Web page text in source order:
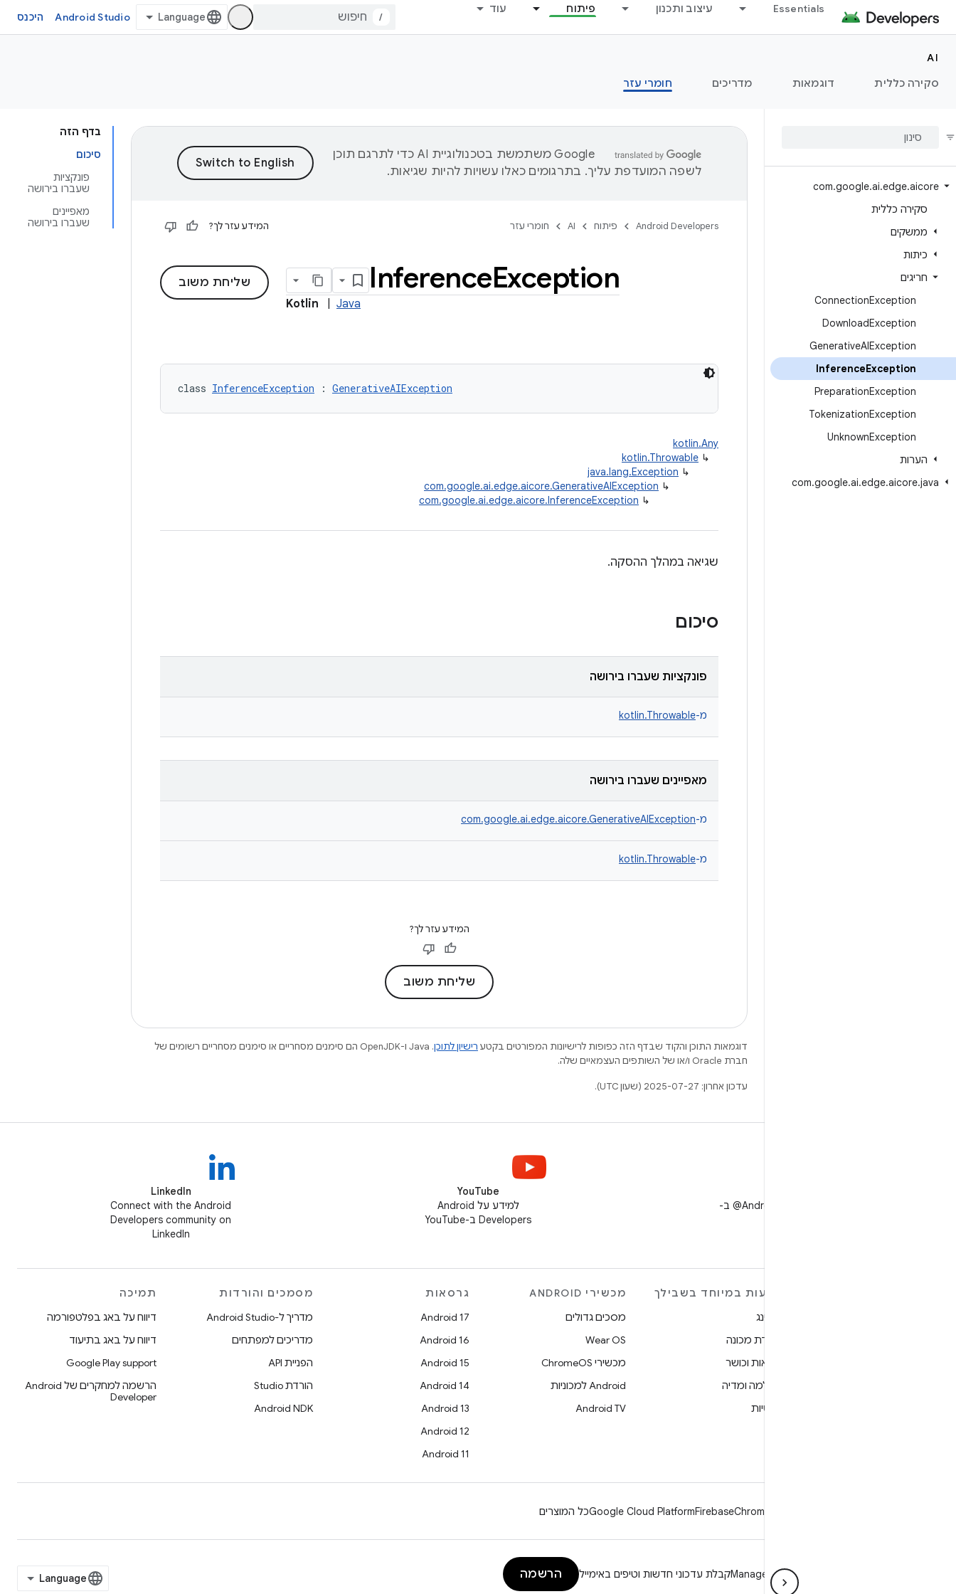
Essentials עיצוב ותכנון פיתוח עוד
/
Android Studio היכנס
AI
סקירה כללית
דוגמאות מדריכים חומרי עזר
com.google.ai.edge.aicore
סקירה כללית
ממשקים
כיתות
חריגים
ConnectionException
DownloadException
GenerativeAIException
InferenceException
PreparationException
TokenizationException
UnknownException
הערות
com.google.ai.edge.aicore.java
בדף הזה
סיכום
פונקציות
שעברו בירושה
מאפיינים
שעברו בירושה
‫Google משתמשת בטכנולוגיית AI כדי לתרגם תוכן
לשפה המועדפת עליך. בתרגומים כאלו עשויות להיות שגיאות.
Android Developers פיתוח AI חומרי עזר המידע עזר לך?
שליחת משוב InferenceException
Kotlin Java
class InferenceException : GenerativeAIException
kotlin.Any
↳
kotlin.Throwable
↳
java.lang.Exception
↳
com.google.ai.edge.aicore.GenerativeAIException
↳
com.google.ai.edge.aicore.InferenceException
שגיאה במהלך ההסקה.
סיכום
פונקציות שעברו בירושה
מ-kotlin.Throwable
מאפיינים שעברו בירושה
מ-com.google.ai.edge.aicore.GenerativeAIException
מ-kotlin.Throwable
המידע עזר לך?
שליחת משוב
דוגמאות התוכן והקוד שבדף הזה כפופות לרישיונות המפורטים בקטע רישיון לתוכן
.‏ Java ו-OpenJDK הם סימנים מסחריים או סימנים מסחריים רשומים של
חברת Oracle ו/או של השותפים העצמאיים שלה.
עדכון אחרון: 2025-07-27 (שעון UTC).
למעקב אחר ‎@AndroidDev ב-
YouTube
למידע על Android
Developers ב-YouTube
LinkedIn
Connect with the Android
Developers community on
LinkedIn
הצעות במיוחד בשבילך
גיימינג
למידת מכונה
בריאות וכושר
מצלמה ומדיה
פרטיות
מכשירי ANDROID
מסכים גדולים
Wear OS
מכשירי ChromeOS
Android למכוניות
Android TV
גרסאות
Android 17
Android 16
Android 15
Android 14
Android 13
Android 12
Android 11
מסמכים והורדות
מדריך ל-Android Studio
מדריכים למפתחים
הפניית API
הורדת Studio
Android NDK
תמיכה
דיווח על באג בפלטפורמה
דיווח על באג בתיעוד
Google Play support
הרשמה למחקרים של Android
Developer
Chrome
Firebase
Google Cloud Platformכל המוצרים
Manage cookiesקבלת עדכוני חדשות וטיפים באימייל הרשמה